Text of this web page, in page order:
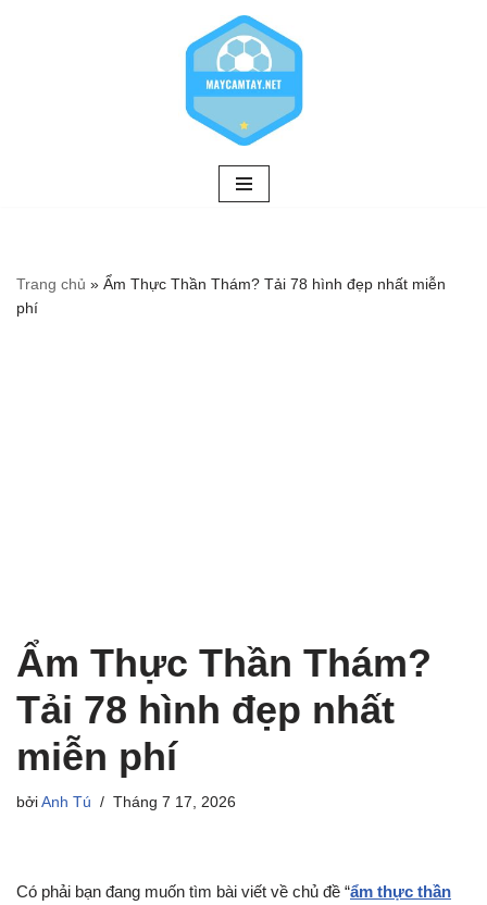
Trang chủ » Ẩm Thực Thần Thám? Tải 78 hình đẹp nhất miễn
phí
Ẩm Thực Thần Thám?
Tải 78 hình đẹp nhất
miễn phí
bởi Anh Tú Tháng 7 17, 2026
Có phải bạn đang muốn tìm bài viết về chủ đề “ẩm thực thần